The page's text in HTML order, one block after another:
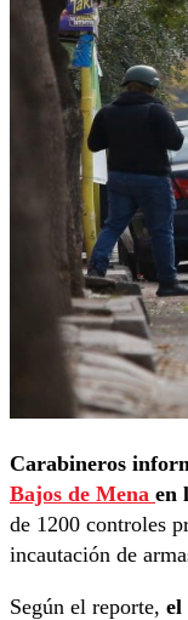
Carabineros
Bajos de Mena en
de 1200 controles
incautación de
Según el reporte, el